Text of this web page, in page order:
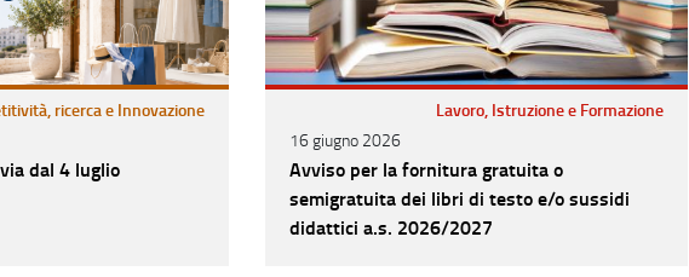
ricerca e Innovazione
dal 4 luglio
Lavoro, Istruzione e Formazione
16 giugno 2026
Avviso per la fornitura gratuita o
semigratuita dei libri di testo e/o sussidi
didattici a.s. 2026/2027